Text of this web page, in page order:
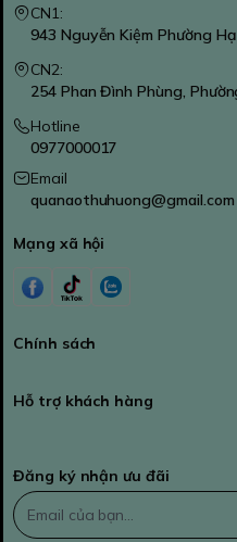
CN1:
943 Nguyễn Kiệm Phường
CN2:
254 Phan Đình Phùng,
Hotline
0977000017
Email
quanaothuhuong@gmail.com
Mạng xã hội
Chính sách
Hỗ trợ khách hàng
Đăng ký nhận ưu đãi